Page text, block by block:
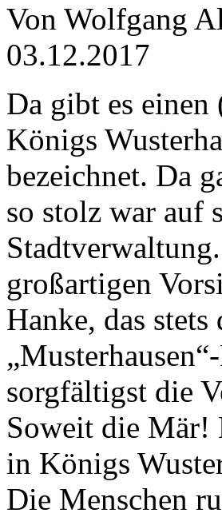
Von Wolfgang
03.12.2017
Da gibt es
Königs
bezeichnet. Da
so stolz war auf
großartigen
Hanke, das
sorgfältigst die
Soweit die Mär!
in Königs
Die Menschen